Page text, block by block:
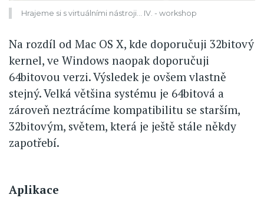
Hrajeme si s virtuálními nástroji... IV. - workshop
Na rozdíl od Mac OS X, kde doporučuji 32bitový
kernel, ve Windows naopak doporučuji
64bitovou verzi. Výsledek je ovšem vlastně
stejný. Velká většina systému je 64bitová a
zároveň neztrácíme kompatibilitu se starším,
32bitovým, světem, která je ještě stále někdy
zapotřebí.
Aplikace